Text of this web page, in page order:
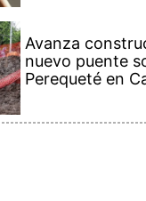
Avanza
nuevo puente
Perequeté en